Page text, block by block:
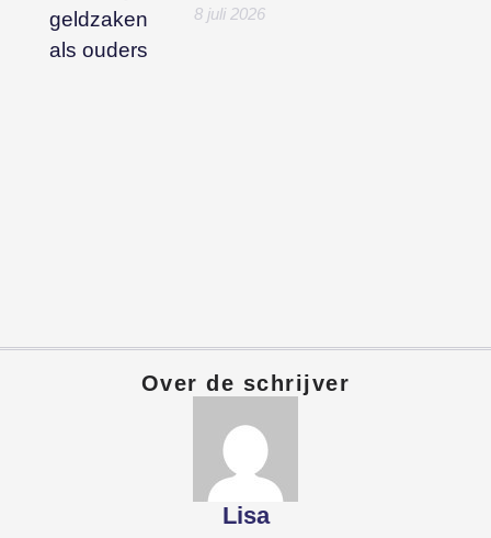
8 juli 2026
Over de schrijver
Lisa